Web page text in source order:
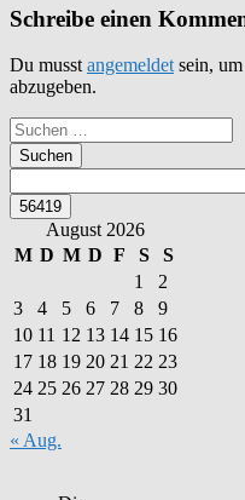
Schreibe einen
Du musst angemeldet sein,
abzugeben.
Suchen
nach:
August 2026
M D M D F S
S
1
2
3
4 5 6 7 8
9
10 11 12 13 14 15 16
17 18 19 20 21 22 23
24 25 26 27 28 29 30
31
« Aug.